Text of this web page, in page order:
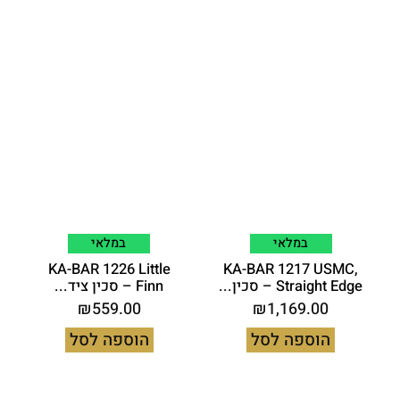
במלאי
KA-BAR 1217 USMC,
Straight Edge – סכין...
₪1,169.00
הוספה לסל
במלאי
KA-BAR 1226 Little
Finn – סכין ציד...
₪559.00
הוספה לסל